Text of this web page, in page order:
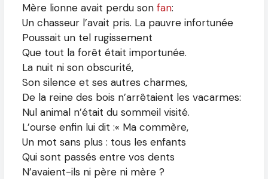
Mère lionne avait perdu son fan:
Un chasseur l’avait pris. La pauvre infortunée
Poussait un tel rugissement
Que tout la forêt était importunée.
La nuit ni son obscurité,
Son silence et ses autres charmes,
De la reine des bois n’arrêtaient les vacarmes:
Nul animal n’était du sommeil visité.
L’ourse enfin lui dit :« Ma commère,
Un mot sans plus : tous les enfants
Qui sont passés entre vos dents
N’avaient-ils ni père ni mère ?